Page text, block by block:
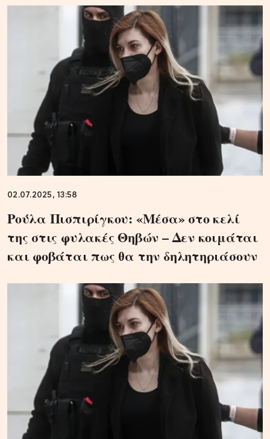
02.07.2025, 13:58
Ρούλα Πισπιρίγκου: «Μέσα» στο κελί
της στις φυλακές Θηβών – Δεν κοιμάται
και φοβάται πως θα την δηλητηριάσουν